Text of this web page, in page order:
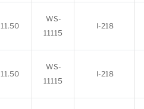
11.50
WS-
11115
I-218
11.50
WS-
11115
I-218